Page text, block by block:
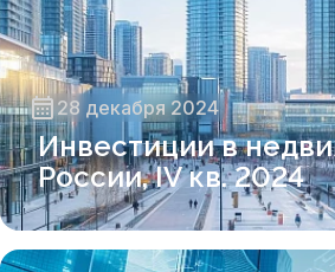
28 декабря 2024
Инвестиции в
России, IV кв. 2024